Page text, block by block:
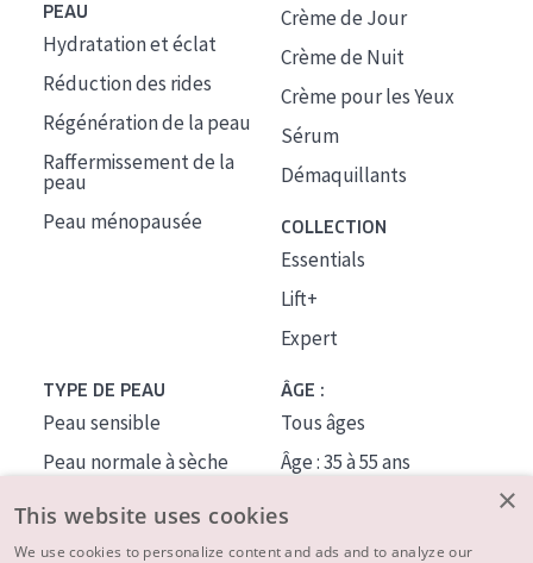
PEAU
Hydratation et éclat
Réduction des rides
Régénération de la peau
Raffermissement de la
peau
Peau ménopausée
Crème de Jour
Crème de Nuit
Crème pour les Yeux
Sérum
Démaquillants
COLLECTION
Essentials
Lift+
Expert
TYPE DE PEAU
Peau sensible
Peau normale à sèche
Peau mixte ou grasse
Peau mature
ÂGE :
Tous âges
Âge : 35 à 55 ans
×
This website uses cookies
We use cookies to personalize content and ads and to analyze our